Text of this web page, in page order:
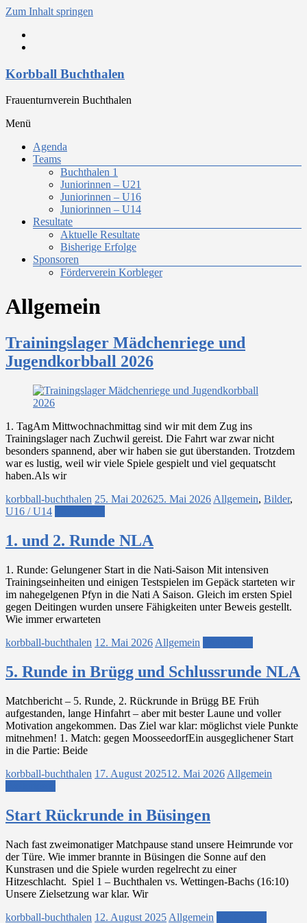
Zum Inhalt springen
Korbball Buchthalen
Frauenturnverein Buchthalen
Menü
Agenda
Teams
Buchthalen 1
Juniorinnen – U21
Juniorinnen – U16
Juniorinnen – U14
Resultate
Aktuelle Resultate
Bisherige Erfolge
Sponsoren
Förderverein Korbleger
Allgemein
Trainingslager Mädchenriege und
Jugendkorbball 2026
1.⁠ ⁠TagAm Mittwochnachmittag sind wir mit dem Zug ins
Trainingslager nach Zuchwil gereist. Die Fahrt war zwar nicht
besonders spannend, aber wir haben sie gut überstanden. Trotzdem
war es lustig, weil wir viele Spiele gespielt und viel gequatscht
haben.Als wir
korbball-buchthalen 25. Mai 202625. Mai 2026 Allgemein, Bilder,
U16 / U14
1. und 2. Runde NLA
1. Runde: Gelungener Start in die Nati-Saison Mit intensiven
Trainingseinheiten und einigen Testspielen im Gepäck starteten wir
im nahegelgenen Pfyn in die Nati A Saison. Gleich im ersten Spiel
gegen Deitingen wurden unsere Fähigkeiten unter Beweis gestellt.
Wie immer erwarteten
korbball-buchthalen 12. Mai 2026 Allgemein
5. Runde in Brügg und Schlussrunde NLA
Matchbericht – 5. Runde, 2. Rückrunde in Brügg BE Früh
aufgestanden, lange Hinfahrt – aber mit bester Laune und voller
Motivation angekommen. Das Ziel war klar: möglichst viele Punkte
mitnehmen! 1. Match: gegen MoosseedorfEin ausgeglichener Start
in die Partie: Beide
korbball-buchthalen 17. August 202512. Mai 2026 Allgemein
Start Rückrunde in Büsingen
Nach fast zweimonatiger Matchpause stand unsere Heimrunde vor
der Türe. Wie immer brannte in Büsingen die Sonne auf den
Kunstrasen und die Spiele wurden regelrecht zu einer
Hitzeschlacht. Spiel 1 – Buchthalen vs. Wettingen-Bachs (16:10)
Unsere Zielsetzung war klar. Wir
korbball-buchthalen 12. August 2025 Allgemein